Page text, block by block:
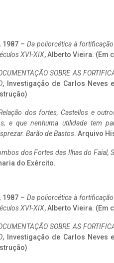
1987 – Da poliorcética à
XVI-XIX, Alberto Vieira. (Em
SOBRE AS
, Investigação de Carlos Neves
dos fortes, Castellos e
e que nenhuma utilidade tem
Barão de Bastos. Arquivo
dos Fortes das Ilhas do Faial,
do Exército.
1987 – Da poliorcética à
XVI-XIX, Alberto Vieira. (Em
SOBRE AS
, Investigação de Carlos Neves